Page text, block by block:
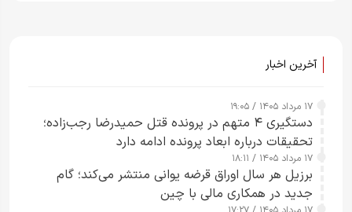
آخرین اخبار
۱۷ مرداد ۱۴۰۵ / ۱۹:۰۵
دستگیری ۴ متهم در پرونده قتل حمیدرضا رجب‌زاده؛
تحقیقات درباره ابعاد پرونده ادامه دارد
۱۷ مرداد ۱۴۰۵ / ۱۸:۱۱
برزیل هر سال اوراق قرضه یوانی منتشر می‌کند؛ گام
جدید در همکاری مالی با چین